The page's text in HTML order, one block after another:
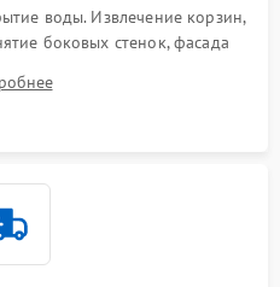
воды. Извлечение корзин,
боковых стенок, фасада
ТЭНу и сливной помпе.